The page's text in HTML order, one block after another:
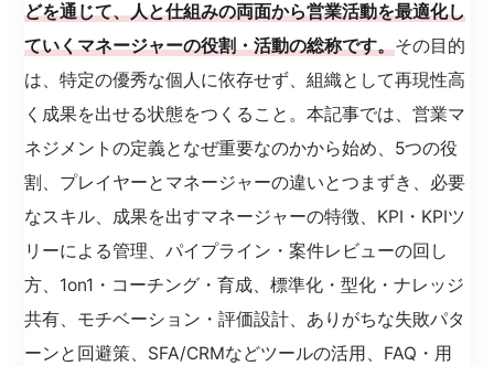
どを通じて、人と仕組みの両面から営業活動を最適化し
ていくマネージャーの役割・活動の総称です。その目的
は、特定の優秀な個人に依存せず、組織として再現性高
く成果を出せる状態をつくること。本記事では、営業マ
ネジメントの定義となぜ重要なのかから始め、5つの役
割、プレイヤーとマネージャーの違いとつまずき、必要
なスキル、成果を出すマネージャーの特徴、KPI・KPIツ
リーによる管理、パイプライン・案件レビューの回し
方、1on1・コーチング・育成、標準化・型化・ナレッジ
共有、モチベーション・評価設計、ありがちな失敗パタ
ーンと回避策、SFA/CRMなどツールの活用、FAQ・用